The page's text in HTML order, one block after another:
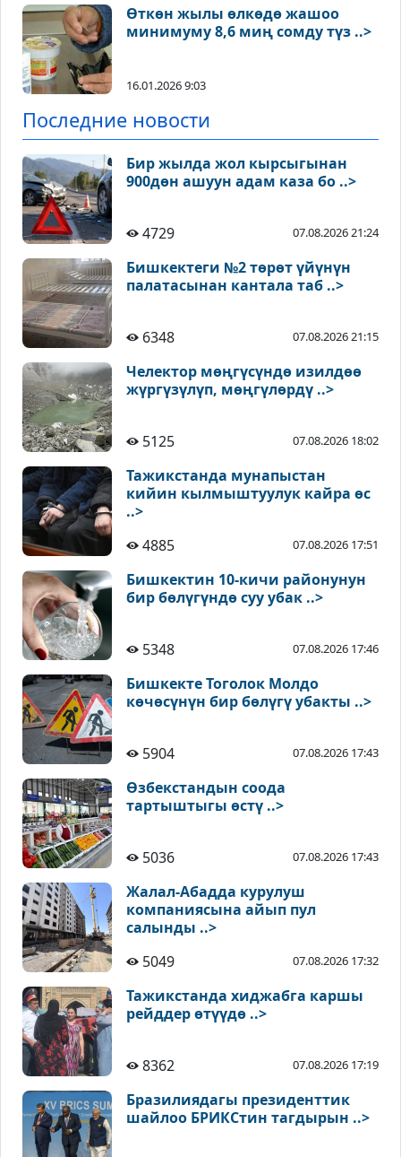
Өткөн жылы өлкөдө жашоо
минимуму 8,6 миң сомду түз ..>
16.01.2026 9:03
Последние новости
Бир жылда жол кырсыгынан
900дөн ашуун адам каза бо ..>
4729 07.08.2026 21:24
Бишкектеги №2 төрөт үйүнүн
палатасынан кантала таб ..>
6348 07.08.2026 21:15
Челектор мөңгүсүндө изилдөө
жүргүзүлүп, мөңгүлөрдү ..>
5125 07.08.2026 18:02
Тажикстанда мунапыстан
кийин кылмыштуулук кайра өс
..>
4885
07.08.2026 17:51
Бишкектин 10-кичи районунун
бир бөлүгүндө суу убак ..>
5348 07.08.2026 17:46
Бишкекте Тоголок Молдо
көчөсүнүн бир бөлүгү убакты ..>
5904 07.08.2026 17:43
Өзбекстандын соода
тартыштыгы өстү ..>
5036 07.08.2026 17:43
Жалал-Абадда курулуш
компаниясына айып пул
салынды ..>
5049
07.08.2026 17:32
Тажикстанда хиджабга каршы
рейддер өтүүдө ..>
8362 07.08.2026 17:19
Бразилиядагы президенттик
шайлоо БРИКСтин тагдырын ..>